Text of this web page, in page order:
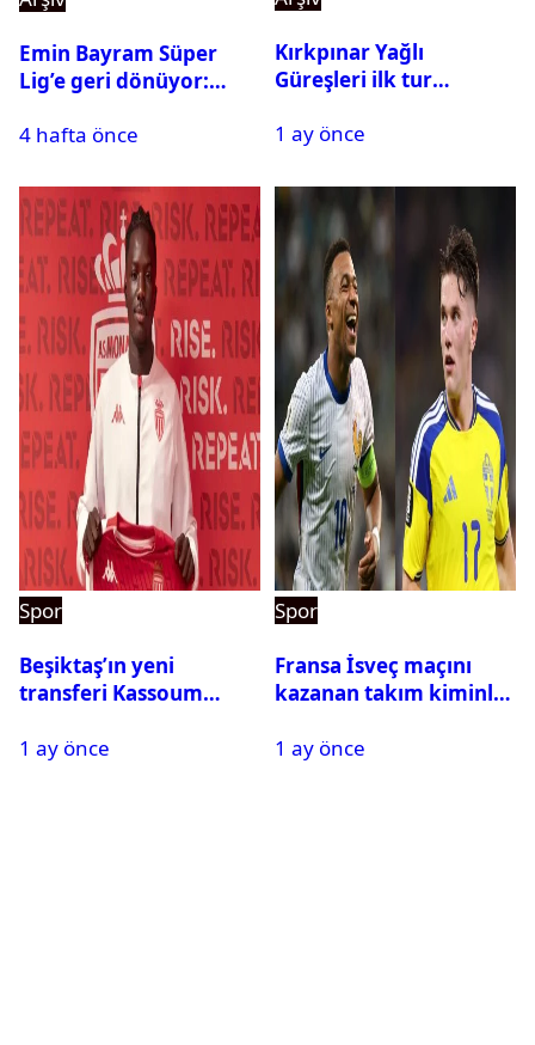
Emin Bayram Süper
Lig’e geri dönüyor:
4 hafta önce
Kırkpınar Yağlı
Güreşleri ilk tur
2. tura geçen
1 ay önce
Spor
Beşiktaş’ın yeni
transferi Kassoum
gelecek? Resmi
1 ay önce
Spor
Fransa İsveç maçını
kazanan takım kiminle
turundaki rakip belli
1 ay önce